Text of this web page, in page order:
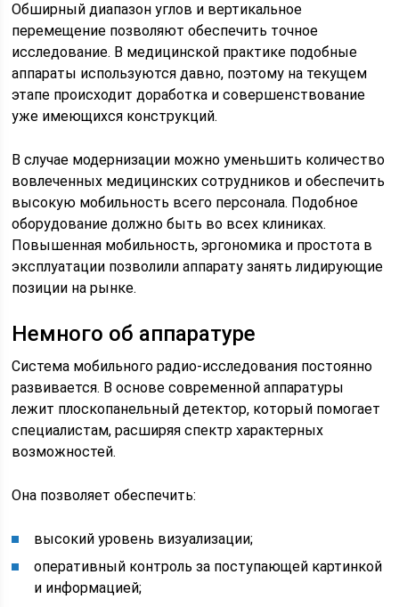
Обширный диапазон углов и вертикальное
перемещение позволяют обеспечить точное
исследование. В медицинской практике подобные
аппараты используются давно, поэтому на текущем
этапе происходит доработка и совершенствование
уже имеющихся конструкций.
В случае модернизации можно уменьшить количество
вовлеченных медицинских сотрудников и обеспечить
высокую мобильность всего персонала. Подобное
оборудование должно быть во всех клиниках.
Повышенная мобильность, эргономика и простота в
эксплуатации позволили аппарату занять лидирующие
позиции на рынке.
Немного об аппаратуре
Система мобильного радио-исследования постоянно
развивается. В основе современной аппаратуры
лежит плоскопанельный детектор, который помогает
специалистам, расширяя спектр характерных
возможностей.
Она позволяет обеспечить:
высокий уровень визуализации;
оперативный контроль за поступающей картинкой
и информацией;